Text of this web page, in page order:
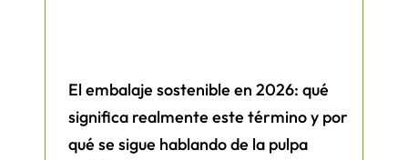
El embalaje sostenible en 2026: qué
significa realmente este término y por
qué se sigue hablando de la pulpa